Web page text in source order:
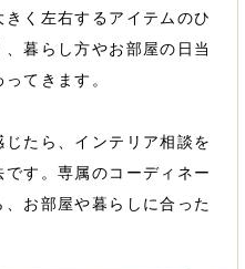
く左右するアイテムのひ
暮らし方やお部屋の日当
てきます。
たら、インテリア相談を
す。専属のコーディネー
お部屋や暮らしに合った